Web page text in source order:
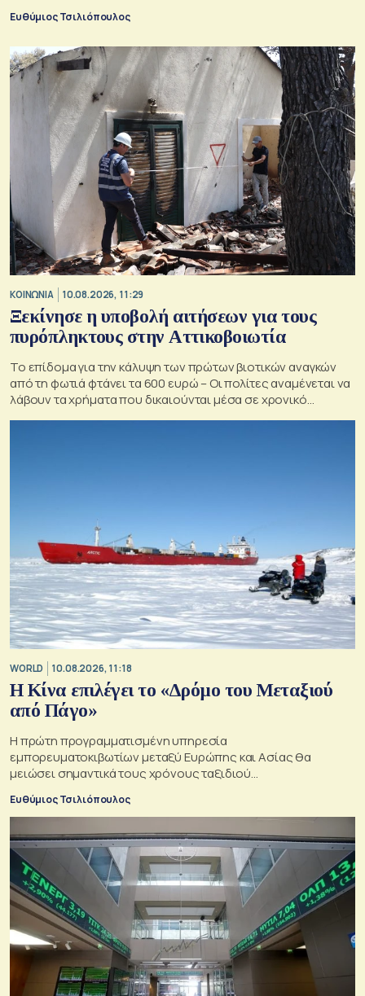
Ευθύμιος Τσιλιόπουλος
ΚΟΙΝΩΝΙΑ 10.08.2026, 11:29
Ξεκίνησε η υποβολή αιτήσεων για τους
πυρόπληκτους στην Αττικοβοιωτία
Το επίδομα για την κάλυψη των πρώτων βιοτικών αναγκών
από τη φωτιά φτάνει τα 600 ευρώ – Οι πολίτες αναμένεται να
λάβουν τα χρήματα που δικαιούνται μέσα σε χρονικό
WORLD 10.08.2026, 11:18
Η Κίνα επιλέγει το «Δρόμο του Μεταξιού
από Πάγο»
Η πρώτη προγραμματισμένη υπηρεσία
εμπορευματοκιβωτίων μεταξύ Ευρώπης και Ασίας θα
μειώσει σημαντικά τους χρόνους ταξιδιού
Ευθύμιος Τσιλιόπουλος